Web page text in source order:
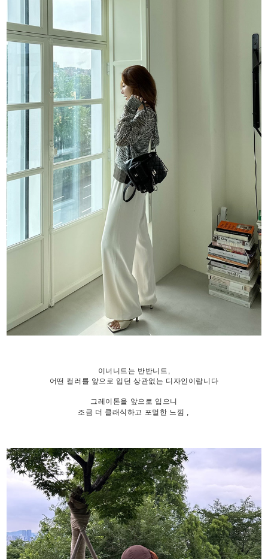
이너니트는 반반니트,
어떤 컬러를 앞으로 입던 상관없는 디자인이랍니다
그레이톤을 앞으로 입으니
조금 더 클래식하고 포멀한 느낌 ,